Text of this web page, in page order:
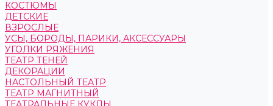
КОСТЮМЫ
ДЕТСКИЕ
ВЗРОСЛЫЕ
УСЫ, БОРОДЫ, ПАРИКИ, АКСЕССУАРЫ
УГОЛКИ РЯЖЕНИЯ
ТЕАТР ТЕНЕЙ
ДЕКОРАЦИИ
НАСТОЛЬНЫЙ ТЕАТР
ТЕАТР МАГНИТНЫЙ